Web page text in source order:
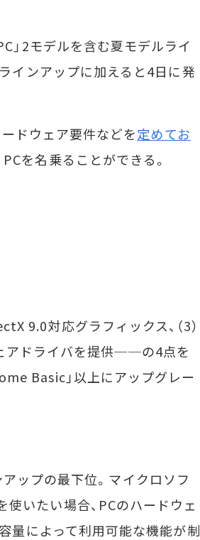
2モデルを含む夏モデルライ
インアップに加えると4日に発
ドウェア要件などを定めてお
を名乗ることができる。
9.0対応グラフィックス、（3）
アドライバを提供──の4点を
Basic」以上にアップグレー
ップの最下位。マイクロソフ
使いたい場合、PCのハードウェ
量によって利用可能な機能が制